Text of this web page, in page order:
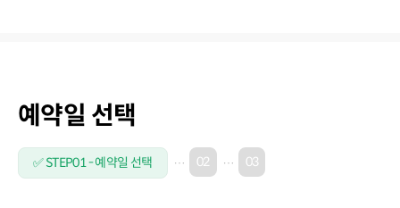
예약일 선택
✅ STEP01 - 예약일 선택 02 03